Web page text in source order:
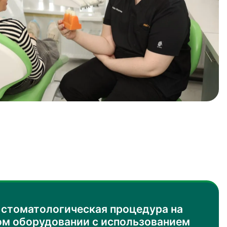
процедура на
оборудовании с использованием